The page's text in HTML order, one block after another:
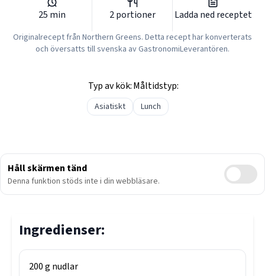
25 min 2 portioner Ladda ned receptet
Originalrecept från Northern Greens. Detta recept har konverterats
och översatts till svenska av GastronomiLeverantören.
Typ av kök:
Asiatiskt
Måltidstyp:
Lunch
Håll skärmen tänd
Denna funktion stöds inte i din webbläsare.
Ingredienser:
200g nudlar